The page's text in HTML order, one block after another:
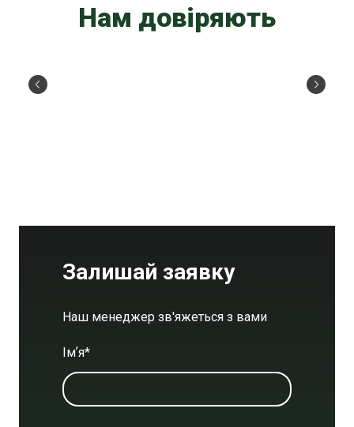
Нам довіряють
Залишай заявку
Наш менеджер зв'яжеться з вами
Імʼя*